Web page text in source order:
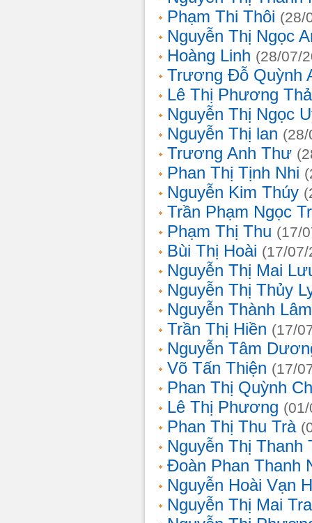
Phạm Thi Thôi (28/
Nguyễn Thị Ngọc
Hoàng Linh (28/07/
Trương Đỗ Quỳnh
Lê Thị Phương
Nguyễn Thị Ngọc
Nguyễn Thị lan
Trương Anh Thư
Phan Thị Tịnh Nhi
Nguyễn Kim Thúy
Trần Phạm Ngọc
Phạm Thị Thu (17/
Bùi Thị Hoài (17/
Nguyễn Thị Mai
Nguyễn Thị Thủy
Nguyễn Thành Lâm
Trần Thị Hiền (17/
Nguyễn Tâm
Võ Tấn Thiện (17/
Phan Thị Quỳnh
Lê Thị Phương
Phan Thị Thu Trà
Nguyễn Thị Thanh
Đoàn Phan Thanh
Nguyễn Hoài Vạn
Nguyễn Thị Mai